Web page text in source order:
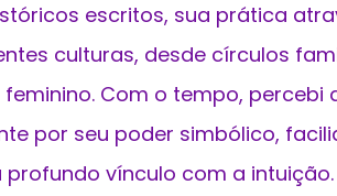
escritos, sua prática
culturas, desde círculos
Com o tempo, percebi
por seu poder simbólico,
vínculo com a intuição.